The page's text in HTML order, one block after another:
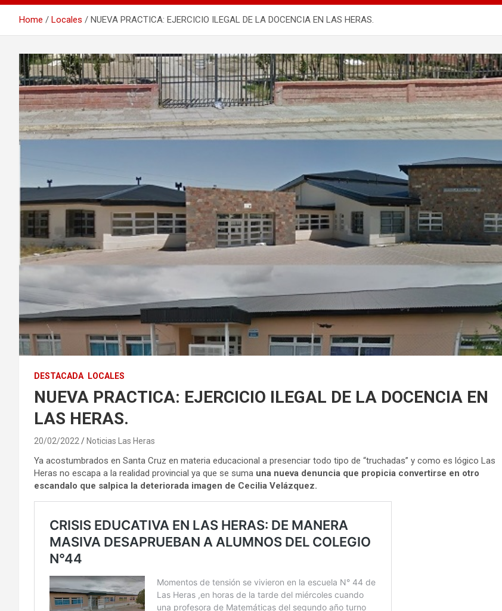
Home Locales NUEVA PRACTICA: EJERCICIO ILEGAL DE LA DOCENCIA EN LAS HERAS.
DESTACADA LOCALES
NUEVA PRACTICA: EJERCICIO ILEGAL DE LA DOCENCIA EN
LAS HERAS.
20/02/2022 Noticias Las Heras
Ya acostumbrados en Santa Cruz en materia educacional a presenciar todo tipo de “truchadas” y como es lógico Las
Heras no escapa a la realidad provincial ya que se suma una nueva denuncia que propicia convertirse en otro
escandalo que salpica la deteriorada imagen de Cecilia Velázquez.